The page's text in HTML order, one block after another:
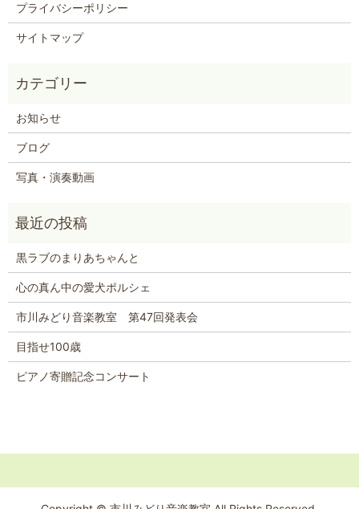
プライバシーポリシー
サイトマップ
お知らせ
ブログ
写真・演奏動画
黒ラブのまりあちゃんと
心の真ん中の愛犬ポルシェ
市川みどり音楽教室 第47回発表会
目指せ100歳
ピアノ寄贈記念コンサート